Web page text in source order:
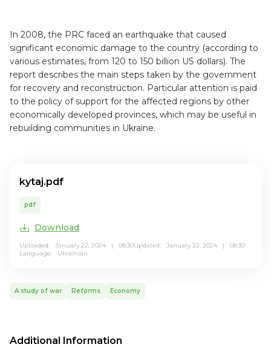
In 2008, the PRC faced an earthquake that caused
significant economic damage to the country (according to
various estimates, from 120 to 150 billion US dollars). The
report describes the main steps taken by the government
for recovery and reconstruction. Particular attention is paid
to the policy of support for the affected regions by other
economically developed provinces, which may be useful in
rebuilding communities in Ukraine.
kytaj.pdf
pdf
Download
Uploaded: January 22, 2024 | 08:30Updated: January 22, 2024 | 08:30
Language: Ukrainian
A study of war Reforms Economy
Additional Information